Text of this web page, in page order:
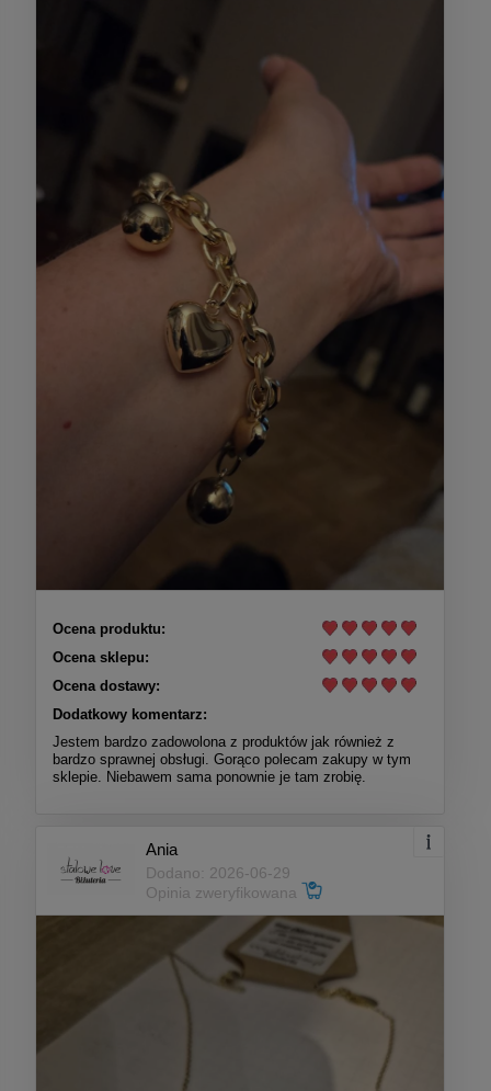
Ocena produktu:
Ocena sklepu:
Ocena dostawy:
Dodatkowy komentarz:
Jestem bardzo zadowolona z produktów jak również z
bardzo sprawnej obsługi. Gorąco polecam zakupy w tym
sklepie. Niebawem sama ponownie je tam zrobię.
Ania
Dodano: 2026-06-29
Opinia zweryfikowana